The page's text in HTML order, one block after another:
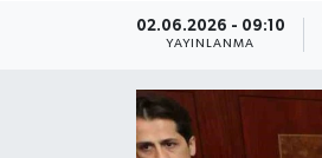
02.06.2026 - 09:10
YAYINLANMA
Dış Haberler